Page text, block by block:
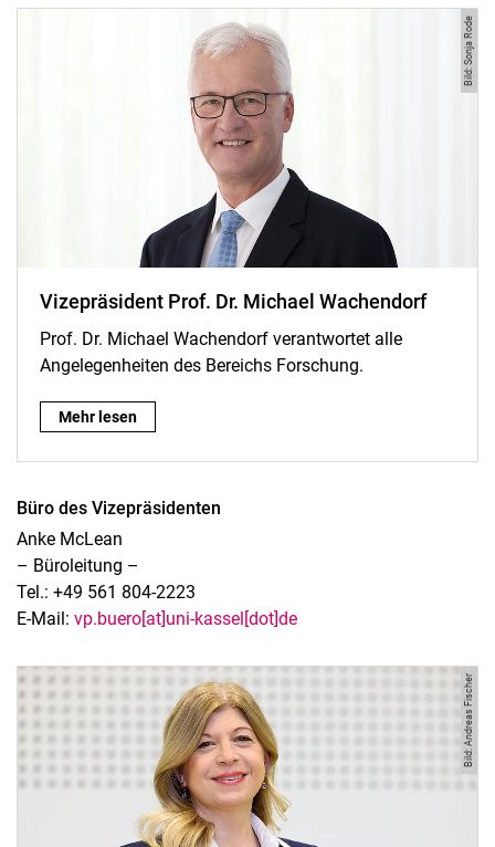
Bild: Sonja Rode
Vi­ze­prä­si­den­t Prof. Dr. Michael Wachendorf
Prof. Dr. Michael Wachendorf verantwortet alle
Angelegenheiten des Bereichs Forschung.
Vi­ze­prä­si­den­t Prof. Dr. Michael Wachendorf:
Mehr lesen
Büro des Vizepräsidenten
Anke McLean
– Büroleitung –
Tel.: +49 561 804-2223
E-Mail: vp.buero[at]uni-kassel[dot]de
Bild: Andreas Fischer